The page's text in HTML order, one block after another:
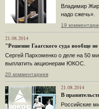
Владимир
надо сжечь».
19
21.08.2014
"Решение Гаагского суда вообще
Сергей Пархоменко о деле на 50
выплатить акционерам ЮКОС.
20 комментариев
21.08.2014
В
Российские